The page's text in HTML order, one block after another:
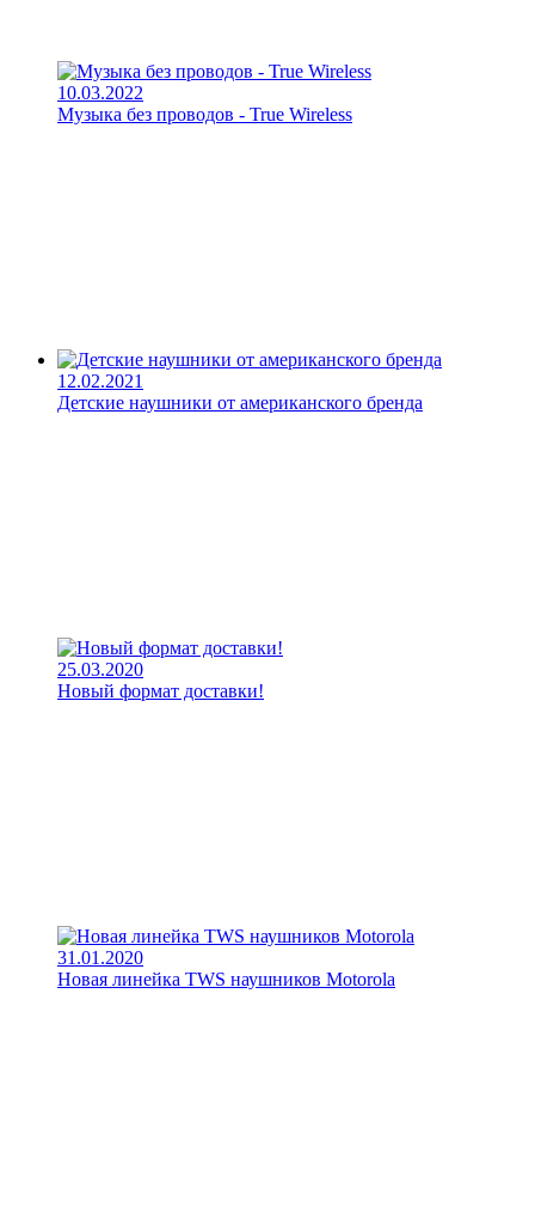
10.03.2022
Музыка без проводов - True Wireless
12.02.2021
Детские наушники от американского бренда
25.03.2020
Новый формат доставки!
31.01.2020
Новая линейка TWS наушников Motorola